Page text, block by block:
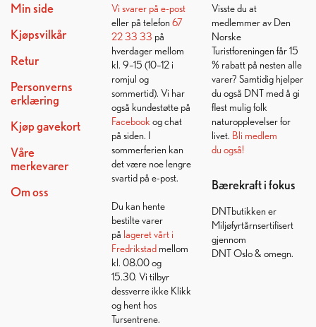
Min side
Kjøpsvilkår
Retur
Personverns
erklæring
Kjøp gavekort
Våre
merkevarer
Om oss
Vi svarer på e-post
eller på telefon 67
22 33 33 på
hverdager mellom
kl. 9–15 (10–12 i
romjul og
sommertid). Vi har
også kundestøtte på
Facebook og chat
på siden. I
sommerferien kan
det være noe lengre
svartid på e-post.
Du kan hente
bestilte varer
på lageret vårt i
Fredrikstadmellom
kl. 08.00 og
15.30. Vi tilbyr
dessverre ikke Klikk
og hent hos
Tursentrene.
Visste du at
medlemmer av Den
Norske
Turistforeningen får 15
% rabatt på nesten alle
varer? Samtidig hjelper
du også DNT med å gi
flest mulig folk
naturopplevelser for
livet. Bli medlem
du også!
Bærekraft i fokus
DNTbutikken er
Miljøfyrtårnsertifisert
gjennom
DNT Oslo & omegn.